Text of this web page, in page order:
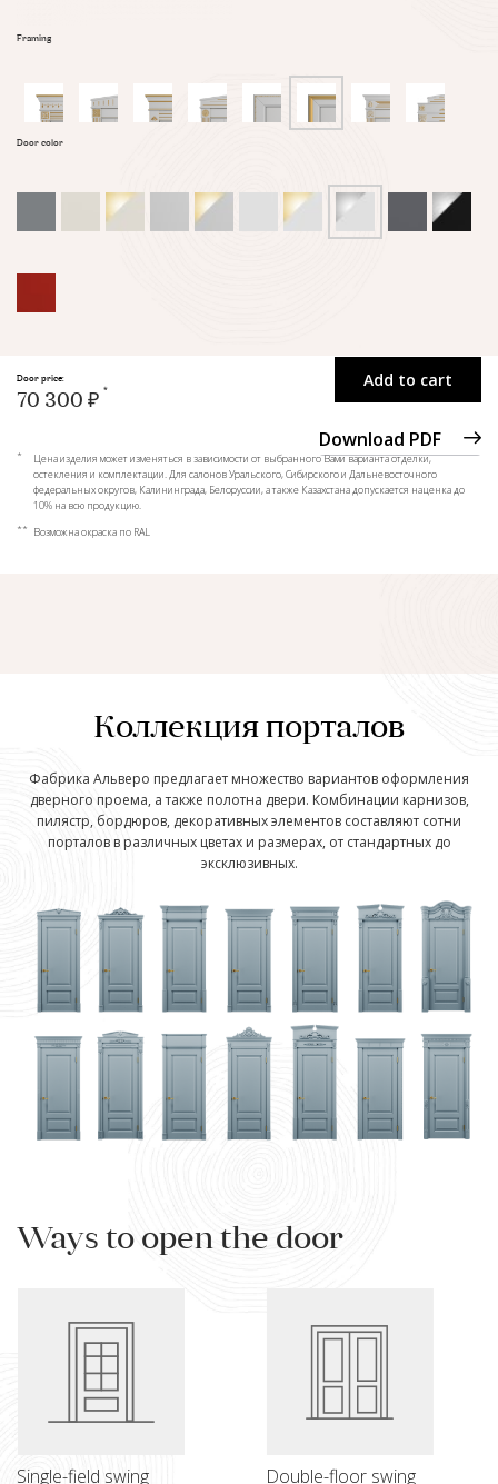
Framing
Door color
Add to cart
Download PDF
Door price:
70 300 ₽
*
Цена изделия может изменяться в зависимости от выбранного Вами варианта отделки,
остекления и комплектации. Для салонов Уральского, Сибирского и Дальневосточного
федеральных округов, Калининграда, Белоруссии, а также Казахстана допускается наценка до
10% на всю продукцию.
** Возможна окраска по RAL
Коллекция порталов
Фабрика Альверо предлагает множество вариантов оформления
дверного проема, а также полотна двери. Комбинации карнизов,
пилястр, бордюров, декоративных элементов составляют сотни
порталов в различных цветах и размерах, от стандартных до
эксклюзивных.
Ways to open the door
Single-field swing Double-floor swing